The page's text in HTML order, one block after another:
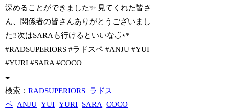
深めることができました✨ 見てくれた皆さ
ん、関係者の皆さんありがとうございまし
た‼︎次はSARAも行けるといいな◡̈⋆*
#RADSUPERIORS #ラドスペ #ANJU #YUI
#YURI #SARA #COCO
検索：RADSUPERIORS ラドス
ペ ANJU YUI YURI SARA COCO